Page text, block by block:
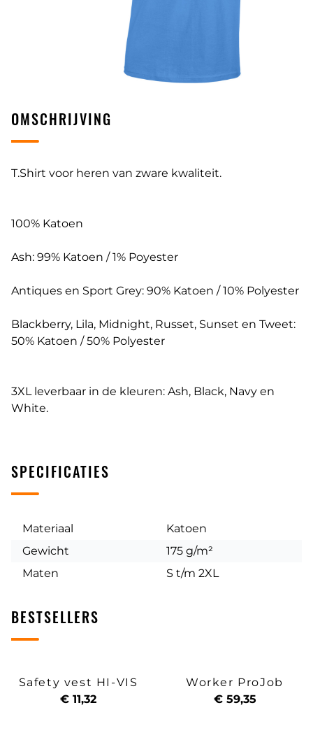
OMSCHRIJVING
T.Shirt voor heren van zware kwaliteit.
100% Katoen
Ash: 99% Katoen / 1% Poyester
Antiques en Sport Grey: 90% Katoen / 10% Polyester
Blackberry, Lila, Midnight, Russet, Sunset en Tweet:
50% Katoen / 50% Polyester
3XL leverbaar in de kleuren: Ash, Black, Navy en
White.
SPECIFICATIES
Materiaal
Katoen
Gewicht
175 g/m²
Maten
S t/m 2XL
BESTSELLERS
Safety vest HI-VIS
€ 11,32
Worker ProJob
€ 59,35